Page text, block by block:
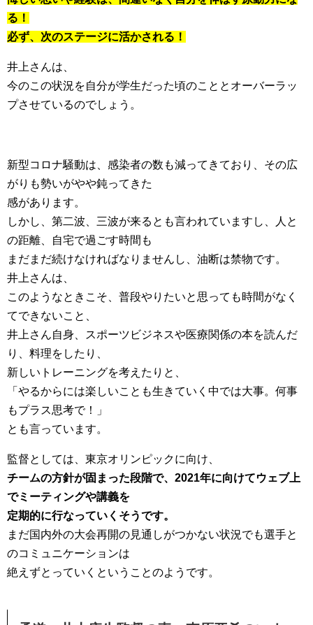
る！
必ず、次のステージに活かされる！
井上さんは、
今のこの状況を自分が学生だった頃のこととオーバーラッ
プさせているのでしょう。
新型コロナ騒動は、感染者の数も減ってきており、その広
がりも勢いがやや鈍ってきた
感があります。
しかし、第二波、三波が来るとも言われていますし、人と
の距離、自宅で過ごす時間も
まだまだ続けなければなりませんし、油断は禁物です。
井上さんは、
このようなときこそ、普段やりたいと思っても時間がなく
てできないこと、
井上さん自身、スポーツビジネスや医療関係の本を読んだ
り、料理をしたり、
新しいトレーニングを考えたりと、
「やるからには楽しいことも生きていく中では大事。何事
もプラス思考で！」
とも言っています。
監督としては、東京オリンピックに向け、
チームの方針が固まった段階で、2021年に向けてウェブ上
でミーティングや講義を
定期的に行なっていくそうです。
まだ国内外の大会再開の見通しがつかない状況でも選手と
のコミュニケーションは
絶えずとっていくということのようです。